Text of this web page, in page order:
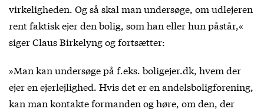
virkeligheden. Og så skal man undersøge, om udlejeren
rent faktisk ejer den bolig, som han eller hun påstår,«
siger Claus Birkelyng og fortsætter:
»Man kan undersøge på f.eks. boligejer.dk, hvem der
ejer en ejerlejlighed. Hvis det er en andelsboligforening,
kan man kontakte formanden og høre, om den, der